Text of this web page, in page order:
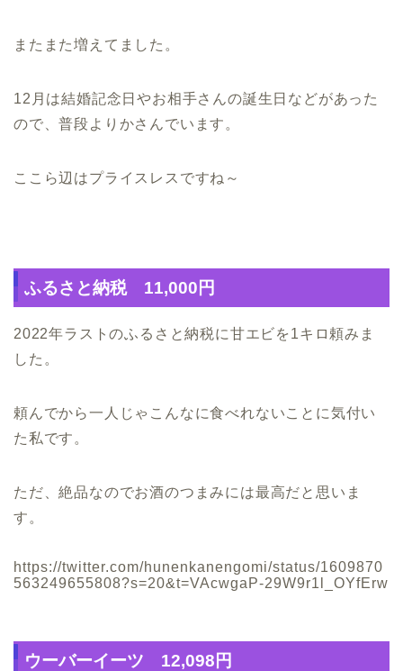
またまた増えてました。
12月は結婚記念日やお相手さんの誕生日などがあった
ので、普段よりかさんでいます。
ここら辺はプライスレスですね～
ふるさと納税 11,000円
2022年ラストのふるさと納税に甘エビを1キロ頼みま
した。
頼んでから一人じゃこんなに食べれないことに気付い
た私です。
ただ、絶品なのでお酒のつまみには最高だと思いま
す。
https://twitter.com/hunenkanengomi/status/1609870
563249655808?s=20&t=VAcwgaP-29W9r1l_OYfErw
ウーバーイーツ 12,098円